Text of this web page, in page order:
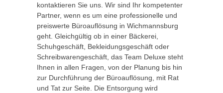
kontaktieren Sie uns. Wir sind Ihr kompetenter
Partner, wenn es um eine professionelle und
preiswerte Büroauflösung in Wichmannsburg
geht. Gleichgültig ob in einer Bäckerei,
Schuhgeschäft, Bekleidungsgeschäft oder
Schreibwarengeschäft, das Team Deluxe steht
Ihnen in allen Fragen, von der Planung bis hin
zur Durchführung der Büroauflösung, mit Rat
und Tat zur Seite. Die Entsorgung wird